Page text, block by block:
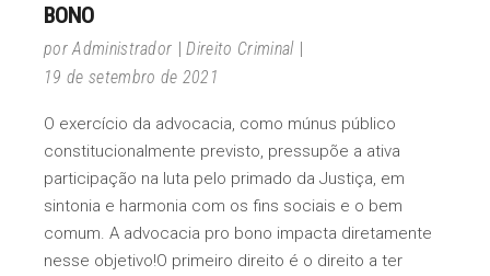
BONO
porAdministrador
Direito Criminal
19 de setembro de 2021
O exercício da advocacia, como múnus público
constitucionalmente previsto, pressupõe a ativa
participação na luta pelo primado da Justiça, em
sintonia e harmonia com os fins sociais e o bem
comum. A advocacia pro bono impacta diretamente
nesse objetivo! ​O primeiro direito é o direito a ter